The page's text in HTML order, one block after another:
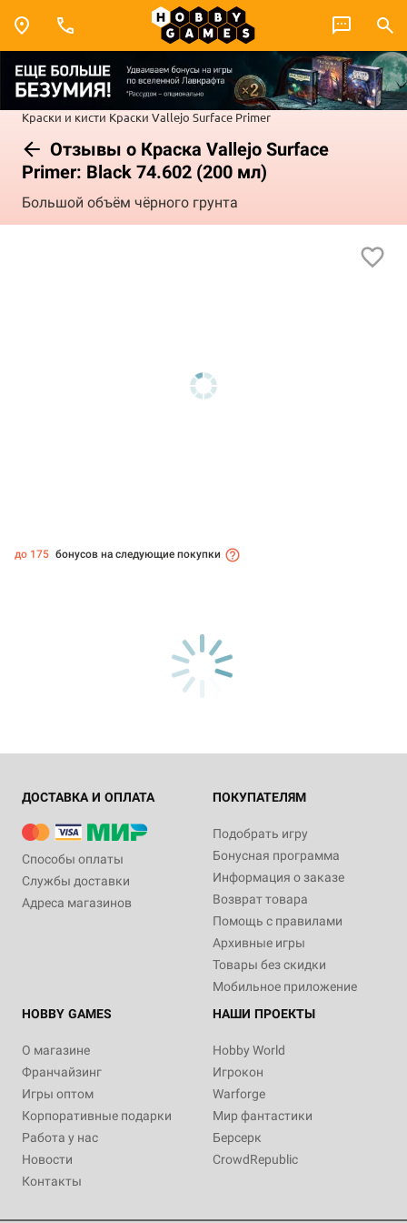
Краски и кисти Краски Vallejo Surface Primer
Отзывы о Краска Vallejo Surface
Primer: Black 74.602 (200 мл)
Большой объём чёрного грунта
до 175 бонусов на следующие покупки
ДОСТАВКА И ОПЛАТА
Способы оплаты
Службы доставки
Адреса магазинов
ПОКУПАТЕЛЯМ
Подобрать игру
Бонусная программа
Информация о заказе
Возврат товара
Помощь с правилами
Архивные игры
Товары без скидки
Мобильное приложение
HOBBY GAMES
О магазине
Франчайзинг
Игры оптом
Корпоративные подарки
Работа у нас
Новости
Контакты
НАШИ ПРОЕКТЫ
Hobby World
Игрокон
Warforge
Мир фантастики
Берсерк
CrowdRepublic